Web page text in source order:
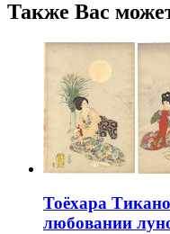
Также Вас
Тоёхара
любовании